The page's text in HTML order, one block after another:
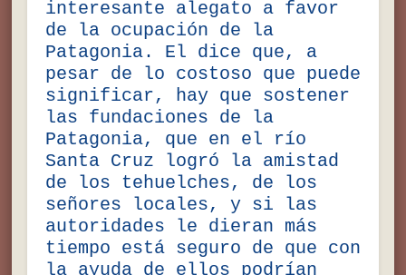
interesante alegato a favor
de la ocupación de la
Patagonia. El dice que, a
pesar de lo costoso que puede
significar, hay que sostener
las fundaciones de la
Patagonia, que en el río
Santa Cruz logró la amistad
de los tehuelches, de los
señores locales, y si las
autoridades le dieran más
tiempo está seguro de que con
la ayuda de ellos podrían